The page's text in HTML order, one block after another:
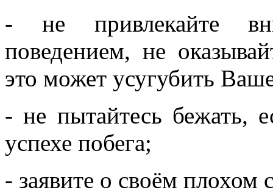
- не привлекайте
поведением, не
это может усугубить
- не пытайтесь бежать,
успехе побега;
- заявите о своём плохом